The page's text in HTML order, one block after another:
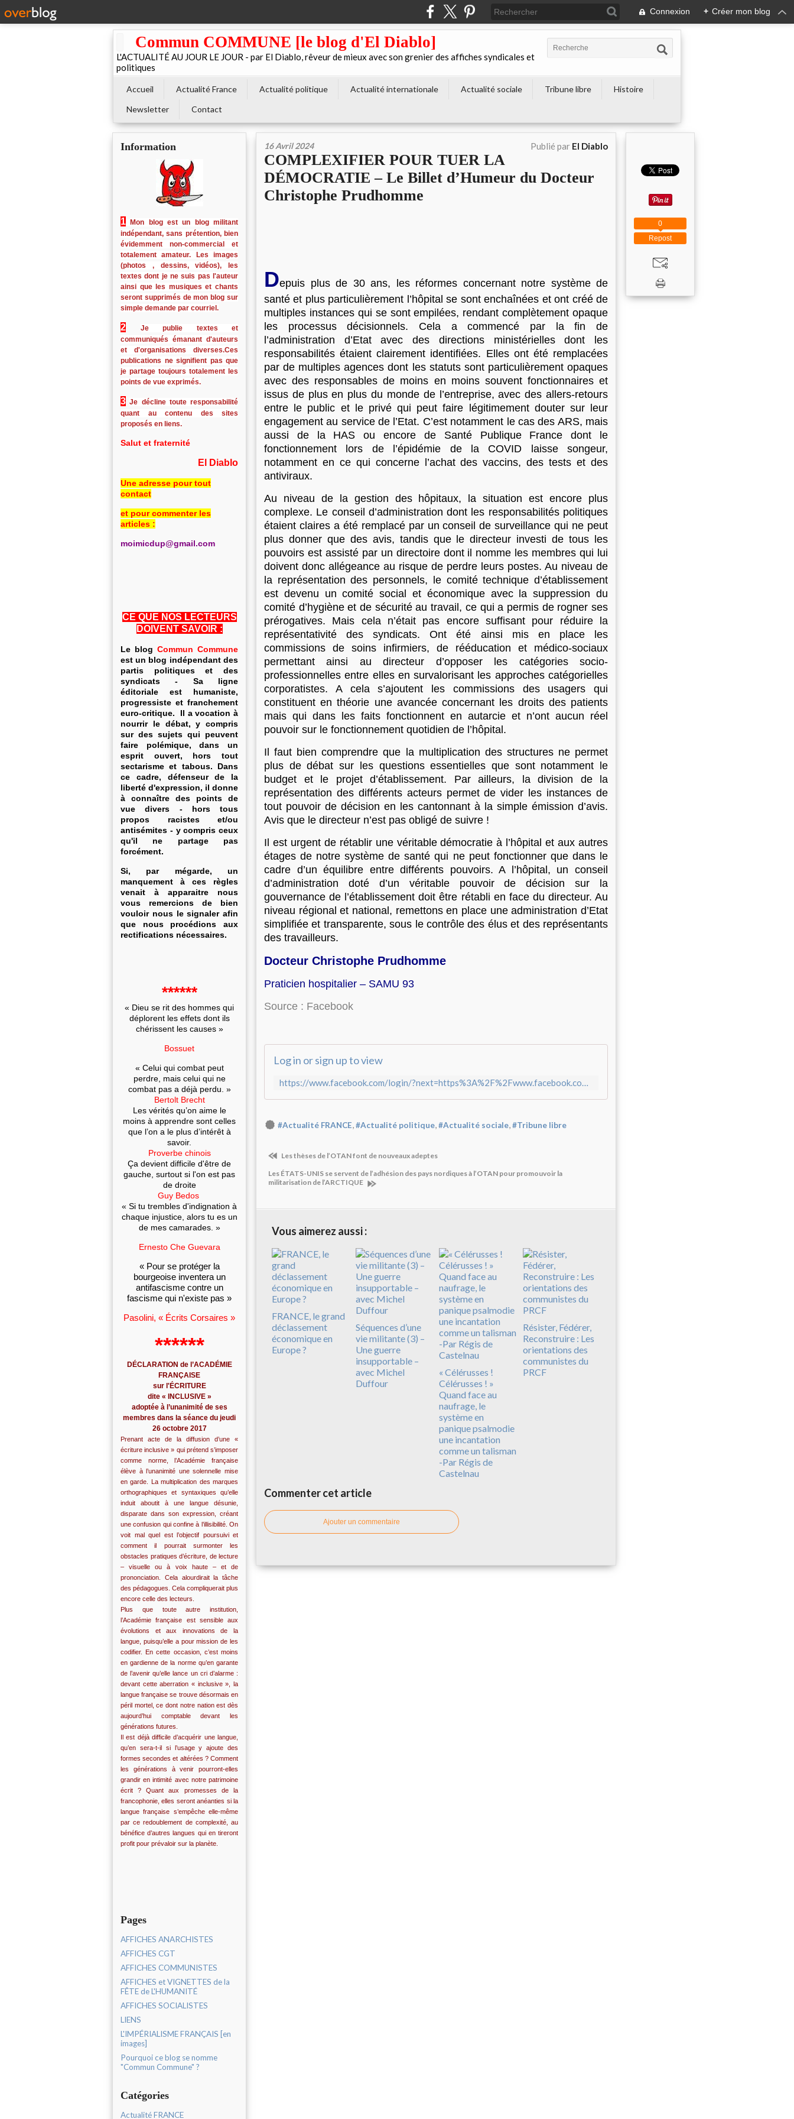
Connexion + Créer mon blog
Commun COMMUNE [le blog d'El Diablo]
L'ACTUALITÉ AU JOUR LE JOUR - par El Diablo, rêveur de mieux avec son grenier des affiches syndicales et
politiques
Accueil Actualité France Actualité politique Actualité internationale Actualité sociale Tribune libre
Histoire
Newsletter
Contact
Information
1
Mon blog est un blog militant
indépendant, sans prétention, bien
évidemment non-commercial et
totalement amateur. Les images
(photos , dessins, vidéos), les
textes dont je ne suis pas l'auteur
ainsi que les musiques et chants
seront supprimés de mon blog sur
simple demande par courriel.
2
Je publie textes et
communiqués émanant d'auteurs
et d'organisations diverses.Ces
publications ne signifient pas que
je partage toujours totalement les
points de vue exprimés.
3 Je décline toute responsabilité
quant au contenu des sites
proposés en liens.
Salut et fraternité
El Diablo
Une adresse pour tout
contact
et pour commenter les
articles :
moimicdup@gmail.com
CE QUE NOS LECTEURS
DOIVENT SAVOIR :
Le blog Commun Commune
est un blog indépendant des
partis politiques et des
syndicats - Sa ligne
éditoriale est humaniste,
progressiste et franchement
euro-critique. Il a vocation à
nourrir le débat, y compris
sur des sujets qui peuvent
faire polémique, dans un
esprit ouvert, hors tout
sectarisme et tabous. Dans
ce cadre, défenseur de la
liberté d'expression, il donne
à connaître des points de
vue divers - hors tous
propos racistes et/ou
antisémites - y compris ceux
qu'il ne partage pas
forcément.
Si, par mégarde, un
manquement à ces règles
venait à apparaitre nous
vous remercions de bien
vouloir nous le signaler afin
que nous procédions aux
rectifications nécessaires.
******
« Dieu se rit des hommes qui
déplorent les effets dont ils
chérissent les causes »
Bossuet
« Celui qui combat peut
perdre, mais celui qui ne
combat pas a déjà perdu. »
Bertolt Brecht
Les vérités qu’on aime le
moins à apprendre sont celles
que l’on a le plus d’intérêt à
savoir.
Proverbe chinois
Ça devient difficile d'être de
gauche, surtout si l'on est pas
de droite
Guy Bedos
« Si tu trembles d'indignation à
chaque injustice, alors tu es un
de mes camarades. »
Ernesto Che Guevara
« Pour se protéger la
bourgeoise inventera un
antifascisme contre un
fascisme qui n'existe pas »
Pasolini, « Écrits Corsaires »
******
DÉCLARATION de l’ACADÉMIE
FRANÇAISE
sur l'ÉCRITURE
dite « INCLUSIVE »
adoptée à l’unanimité de ses
membres dans la séance du jeudi
26 octobre 2017
Prenant acte de la diffusion d’une «
écriture inclusive » qui prétend s’imposer
comme norme, l’Académie française
élève à l’unanimité une solennelle mise
en garde. La multiplication des marques
orthographiques et syntaxiques qu’elle
induit aboutit à une langue désunie,
disparate dans son expression, créant
une confusion qui confine à l’illisibilité. On
voit mal quel est l’objectif poursuivi et
comment il pourrait surmonter les
obstacles pratiques d’écriture, de lecture
– visuelle ou à voix haute – et de
prononciation. Cela alourdirait la tâche
des pédagogues. Cela compliquerait plus
encore celle des lecteurs.
Plus que toute autre institution,
l’Académie française est sensible aux
évolutions et aux innovations de la
langue, puisqu’elle a pour mission de les
codifier. En cette occasion, c’est moins
en gardienne de la norme qu’en garante
de l’avenir qu’elle lance un cri d’alarme :
devant cette aberration « inclusive », la
langue française se trouve désormais en
péril mortel, ce dont notre nation est dès
aujourd’hui comptable devant les
générations futures.
Il est déjà difficile d’acquérir une langue,
qu’en sera-t-il si l’usage y ajoute des
formes secondes et altérées ? Comment
les générations à venir pourront-elles
grandir en intimité avec notre patrimoine
écrit ? Quant aux promesses de la
francophonie, elles seront anéanties si la
langue française s’empêche elle-même
par ce redoublement de complexité, au
bénéfice d’autres langues qui en tireront
profit pour prévaloir sur la planète.
Pages
AFFICHES ANARCHISTES
AFFICHES CGT
AFFICHES COMMUNISTES
AFFICHES et VIGNETTES de la
FÊTE de L'HUMANITÉ
AFFICHES SOCIALISTES
LIENS
L'IMPÉRIALISME FRANÇAIS [en
images]
Pourquoi ce blog se nomme
"Commun Commune" ?
Catégories
Actualité FRANCE
16 Avril 2024 Publié par El Diablo
COMPLEXIFIER POUR TUER LA
DÉMOCRATIE – Le Billet d’Humeur du Docteur
Christophe Prudhomme
Depuis plus de 30 ans, les réformes concernant notre système de
santé et plus particulièrement l’hôpital se sont enchaînées et ont créé de
multiples instances qui se sont empilées, rendant complètement opaque
les processus décisionnels. Cela a commencé par la fin de
l’administration d’Etat avec des directions ministérielles dont les
responsabilités étaient clairement identifiées. Elles ont été remplacées
par de multiples agences dont les statuts sont particulièrement opaques
avec des responsables de moins en moins souvent fonctionnaires et
issus de plus en plus du monde de l’entreprise, avec des allers-retours
entre le public et le privé qui peut faire légitimement douter sur leur
engagement au service de l’Etat. C’est notamment le cas des ARS, mais
aussi de la HAS ou encore de Santé Publique France dont le
fonctionnement lors de l’épidémie de la COVID laisse songeur,
notamment en ce qui concerne l’achat des vaccins, des tests et des
antiviraux.
Au niveau de la gestion des hôpitaux, la situation est encore plus
complexe. Le conseil d’administration dont les responsabilités politiques
étaient claires a été remplacé par un conseil de surveillance qui ne peut
plus donner que des avis, tandis que le directeur investi de tous les
pouvoirs est assisté par un directoire dont il nomme les membres qui lui
doivent donc allégeance au risque de perdre leurs postes. Au niveau de
la représentation des personnels, le comité technique d’établissement
est devenu un comité social et économique avec la suppression du
comité d’hygiène et de sécurité au travail, ce qui a permis de rogner ses
prérogatives. Mais cela n’était pas encore suffisant pour réduire la
représentativité des syndicats. Ont été ainsi mis en place les
commissions de soins infirmiers, de rééducation et médico-sociaux
permettant ainsi au directeur d’opposer les catégories socio-
professionnelles entre elles en survalorisant les approches catégorielles
corporatistes. A cela s’ajoutent les commissions des usagers qui
constituent en théorie une avancée concernant les droits des patients
mais qui dans les faits fonctionnent en autarcie et n’ont aucun réel
pouvoir sur le fonctionnement quotidien de l’hôpital.
Il faut bien comprendre que la multiplication des structures ne permet
plus de débat sur les questions essentielles que sont notamment le
budget et le projet d’établissement. Par ailleurs, la division de la
représentation des différents acteurs permet de vider les instances de
tout pouvoir de décision en les cantonnant à la simple émission d’avis.
Avis que le directeur n’est pas obligé de suivre !
Il est urgent de rétablir une véritable démocratie à l’hôpital et aux autres
étages de notre système de santé qui ne peut fonctionner que dans le
cadre d’un équilibre entre différents pouvoirs. A l’hôpital, un conseil
d’administration doté d’un véritable pouvoir de décision sur la
gouvernance de l’établissement doit être rétabli en face du directeur. Au
niveau régional et national, remettons en place une administration d’Etat
simplifiée et transparente, sous le contrôle des élus et des représentants
des travailleurs.
Docteur Christophe Prudhomme
Praticien hospitalier – SAMU 93
Source : Facebook
Log in or sign up to view
https://www.facebook.com/login/?next=https%3A%2F%2Fwww.facebook.com%2Fchristophe.prudhomme.7334
#Actualité FRANCE,#Actualité politique,#Actualité sociale,#Tribune libre
Les thèses de l’OTAN font de nouveaux adeptes
Les ÉTATS-UNIS se servent de l’adhésion des pays nordiques à l’OTAN pour promouvoir la
militarisation de l’ARCTIQUE
Vous aimerez aussi :
FRANCE, le grand
déclassement
économique en
Europe ?
Séquences d’une
vie militante (3) –
Une guerre
insupportable –
avec Michel
Duffour
« Célérusses !
Célérusses ! »
Quand face au
naufrage, le
système en
panique psalmodie
une incantation
comme un talisman
-Par Régis de
Castelnau
Résister, Fédérer,
Reconstruire : Les
orientations des
communistes du
PRCF
Commenter cet article
Ajouter un commentaire
Repost
0